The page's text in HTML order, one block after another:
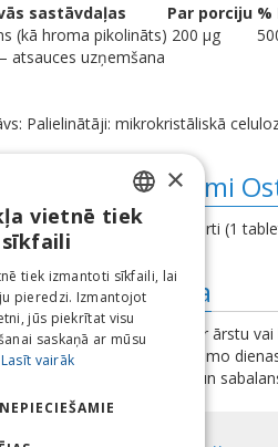
sastāvdaļas
Par porciju %
(kā hroma pikolināts) 200 μg
atsauces uzņemšana
Palielinātāji: mikrokristāliskā
norādījumi
lietojiet 1 ēdienkarti (1
informācija
lietošanas konsultējieties ar ārstu
Nepārsniedziet ieteicamo
neaizstāj pilnvērtīgu un
un instrukcijas.
LATVIAN
LITHUANIAN
ESTONIAN
×
vietnē tiek
tiek izmantoti sīkfaili, lai
pieredzi. Izmantojot
jūs piekrītat visu
saskaņā ar mūsu
Lasīt vairāk